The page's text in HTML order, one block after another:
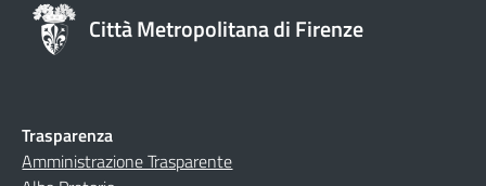
Città Metropolitana di Firenze
Trasparenza
Amministrazione Trasparente